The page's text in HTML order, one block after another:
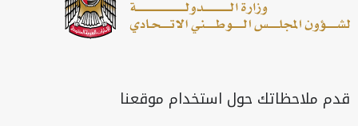
قدم ملاحظاتك حول استخدام موقعنا